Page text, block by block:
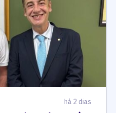
há 2 dias